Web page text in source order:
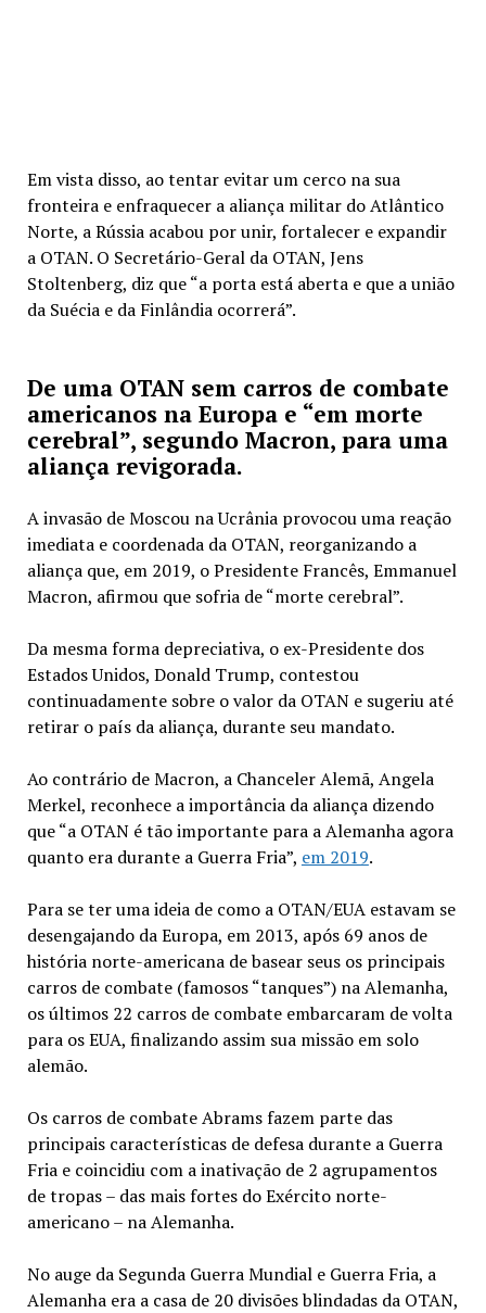
Em vista disso, ao tentar evitar um cerco na sua
fronteira e enfraquecer a aliança militar do Atlântico
Norte, a Rússia acabou por unir, fortalecer e expandir
a OTAN. O Secretário-Geral da OTAN, Jens
Stoltenberg, diz que “a porta está aberta e que a união
da Suécia e da Finlândia ocorrerá”.
De uma OTAN sem carros de combate
americanos na Europa e “em morte
cerebral”, segundo Macron, para uma
aliança revigorada.
A invasão de Moscou na Ucrânia provocou uma reação
imediata e coordenada da OTAN, reorganizando a
aliança que, em 2019, o Presidente Francês, Emmanuel
Macron, afirmou que sofria de “morte cerebral”.
Da mesma forma depreciativa, o ex-Presidente dos
Estados Unidos, Donald Trump, contestou
continuadamente sobre o valor da OTAN e sugeriu até
retirar o país da aliança, durante seu mandato.
Ao contrário de Macron, a Chanceler Alemã, Angela
Merkel, reconhece a importância da aliança dizendo
que“a OTAN é tão importante para a Alemanha agora
quanto era durante a Guerra Fria”, em 2019.
Para se ter uma ideia de como a OTAN/EUA estavam se
desengajando da Europa, em 2013, após 69 anos de
história norte-americana de basear seus os principais
carros de combate (famosos “tanques”) na Alemanha,
os últimos 22 carros de combate embarcaram de volta
para os EUA, finalizando assim sua missão em solo
alemão.
Os carros de combate Abrams fazem parte das
principais características de defesa durante a Guerra
Fria e coincidiu com a inativação de 2 agrupamentos
de tropas – das mais fortes do Exército norte-
americano – na Alemanha.
No auge da Segunda Guerra Mundial e Guerra Fria, a
Alemanha era a casa de 20 divisões blindadas da OTAN,